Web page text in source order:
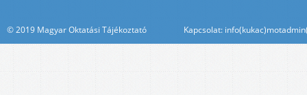
© 2019 Magyar Oktatási Tájékoztató Kapcsolat: